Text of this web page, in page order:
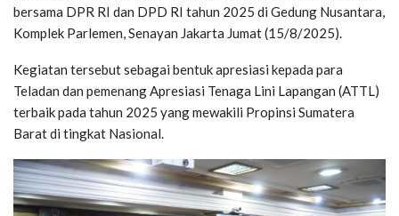
bersama DPR RI dan DPD RI tahun 2025 di Gedung Nusantara,
Komplek Parlemen, Senayan Jakarta Jumat (15/8/2025).
Kegiatan tersebut sebagai bentuk apresiasi kepada para
Teladan dan pemenang Apresiasi Tenaga Lini Lapangan (ATTL)
terbaik pada tahun 2025 yang mewakili Propinsi Sumatera
Barat di tingkat Nasional.